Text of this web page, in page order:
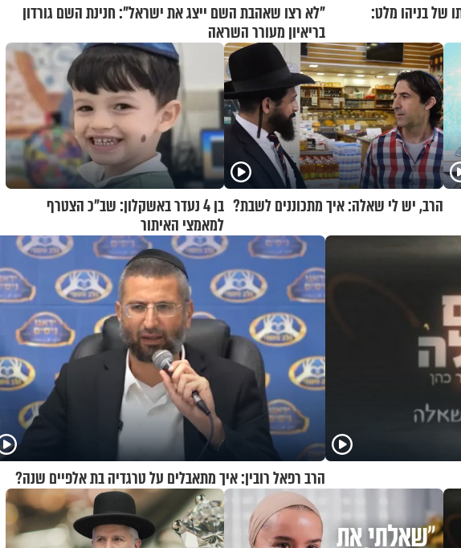
של בניהו מלט:
"לא רצו שאהבת השם ייצג את ישראל": חנינת השם גורדון
בריאיון מעורר השראה
הרב, יש לי שאלה: איך מתכוננים לשבת?
בן 4 נעדר באשקלון: שב"כ הצטרף
למאמצי האיתור
הרב רפאל רובין: איך מתאבלים על טרגדיה בת אלפיים שנה?